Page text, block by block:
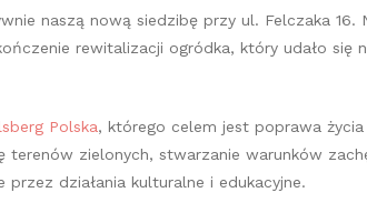
naszą nową siedzibę przy ul. Felczaka 16.
rewitalizacji ogródka, który udało się
Polska​, którego celem jest poprawa życia
terenów zielonych, stwarzanie warunków
działania kulturalne i edukacyjne.